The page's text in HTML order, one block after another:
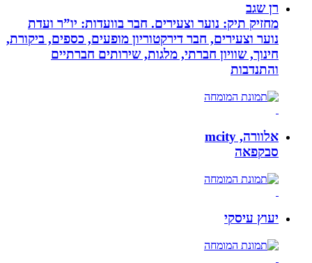
רן שגב
מחזיק תיק: נוער וצעירים. חבר בוועדות: יו”ר ועדת
נוער וצעירים, חבר דירקטוריון מופעים, כספים, ביקורת,
חינוך, שוויון חברתי, מלגות, שירותים חברתיים
והתנדבות
אלוורה, mcity
סבקפאה
יעוץ עיסקי